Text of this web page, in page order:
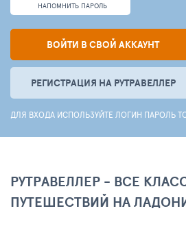
НАПОМНИТЬ ПАРОЛЬ
ВОЙТИ В СВОЙ АККАУНТ
РЕГИСТРАЦИЯ НА РУТРАВЕЛЛЕР
ДЛЯ ВХОДА ИСПОЛЬЗУЙТЕ ЛОГИН ПАРОЛЬ
РУТРАВЕЛЛЕР - ВСЕ
ПУТЕШЕСТВИЙ НА